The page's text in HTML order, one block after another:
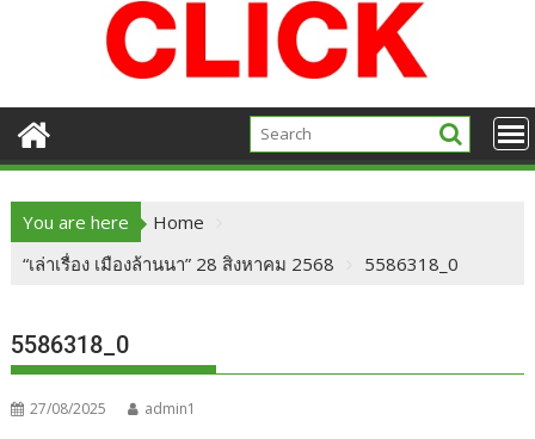
You are here
Home
“เล่าเรื่อง เมืองล้านนา” 28 สิงหาคม 2568
5586318_0
5586318_0
27/08/2025 admin1